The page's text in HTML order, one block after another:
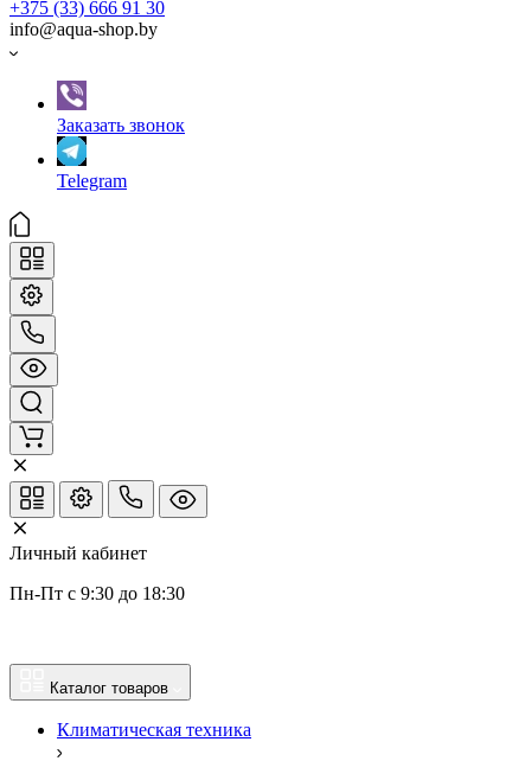
+375 (33) 666 91 30
info@aqua-shop.by
Заказать звонок
Telegram
Личный кабинет
Пн-Пт с 9:30 до 18:30
Каталог товаров
Климатическая техника